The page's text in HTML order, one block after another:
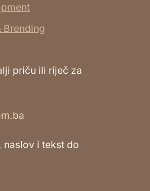
Brending
priču ili riječ za
naslov i tekst do